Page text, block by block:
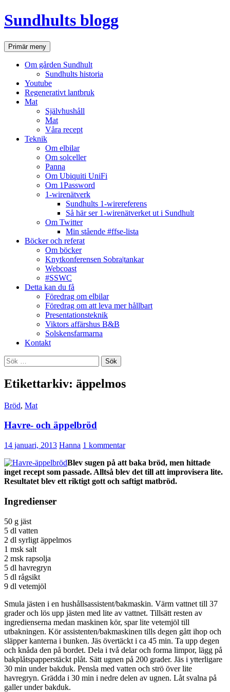
Hoppa
till
Sundhults blogg
SökPrimär meny
Om gården Sundhult
Sundhults historia
Youtube
Regenerativt lantbruk
Mat
Självhushåll
Mat
Våra recept
Teknik
Om elbilar
Om solceller
Panna
Om Ubiquiti UniFi
Om 1Password
1-wirenätverk
Sundhults 1-wirereferens
Så här ser 1-wirenätverket ut i Sundhult
Om Twitter
Min stående #ffse-lista
Böcker och referat
Om böcker
Knytkonferensen Sobra|tankar
Webcoast
#SSWC
Detta kan du få
Föredrag om elbilar
Föredrag om att leva mer hållbart
Presentationsteknik
Viktors affärshus B&B
Solskensfarmarna
Kontakt
Sök
efter:
Etikettarkiv: äppelmos
Bröd, Mat
Havre- och äppelbröd
14 januari, 2013 Hanna 1 kommentar
Blev sugen på att baka bröd, men hittade
inget recept som passade. Alltså blev det till att improvisera lite.
Resultatet blev ett riktigt gott och saftigt matbröd.
Ingredienser
50 g jäst
5 dl vatten
2 dl syrligt äppelmos
1 msk salt
2 msk rapsolja
5 dl havregryn
5 dl rågsikt
9 dl vetemjöl
Smula jästen i en hushållsassistent/bakmaskin. Värm vattnet till 37
grader och lös upp jästen med lite av vattnet. Tillsätt resten av
ingredienserna medan maskinen kör, spar lite vetemjöl till
utbakningen. Kör assistenten/bakmaskinen tills degen gått ihop och
släpper kanterna i bunken. Jäs övertäckt i ca 45 min. Ta upp degen
och knåda den på bordet. Dela i två delar och forma limpor, lägg på
bakplåtspapperstäckt plåt. Sätt ugnen på 200 grader. Jäs i ytterligare
30 min under bakduk. Pensla med vatten och strö över lite
havregryn. Grädda i 30 min i nedre delen av ugnen. Låt svalna på
galler under bakduk.